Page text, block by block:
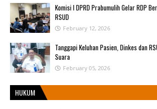
Komisi I DPRD Prabumulih Gelar RDP
RSUD
February 12, 2026
Tanggapi Keluhan Pasien, Dinkes dan
Suara
February 05, 2026
HUKUM